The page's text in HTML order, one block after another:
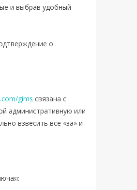
и выбрав удобный
о
gims связана с
административную или
взвесить все «за» и